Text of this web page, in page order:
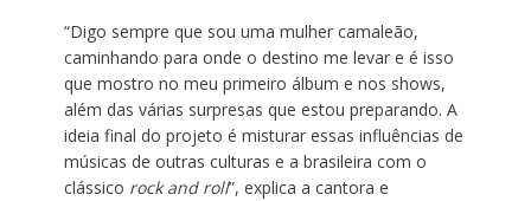
“Digo sempre que sou uma mulher camaleão,
caminhando para onde o destino me levar e é isso
que mostro no meu primeiro álbum e nos shows,
além das várias surpresas que estou preparando. A
ideia final do projeto é misturar essas influências de
músicas de outras culturas e a brasileira com o
clássico rock and roll”, explica a cantora e